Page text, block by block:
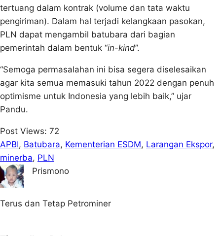
tertuang dalam kontrak (volume dan tata waktu
pengiriman). Dalam hal terjadi kelangkaan pasokan,
PLN dapat mengambil batubara dari bagian
pemerintah dalam bentuk “in-kind”.
“Semoga permasalahan ini bisa segera diselesaikan
agar kita semua memasuki tahun 2022 dengan penuh
optimisme untuk Indonesia yang lebih baik,” ujar
Pandu.
Post Views: 72
APBI, Batubara, Kementerian ESDM, Larangan Ekspor
minerba, PLN
Prismono
Terus dan Tetap Petrominer